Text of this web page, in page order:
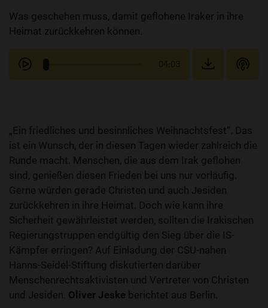
Was geschehen muss, damit geflohene Iraker in ihre
Heimat zurückkehren können.
04:03
„Ein friedliches und besinnliches Weihnachtsfest“. Das
ist ein Wunsch, der in diesen Tagen wieder zahlreich die
Runde macht. Menschen, die aus dem Irak geflohen
sind, genießen diesen Frieden bei uns nur vorläufig.
Gerne würden gerade Christen und auch Jesiden
zurückkehren in ihre Heimat. Doch wie kann ihre
Sicherheit gewährleistet werden, sollten die Irakischen
Regierungstruppen endgültig den Sieg über die IS-
Kämpfer erringen? Auf Einladung der CSU-nahen
Hanns-Seidel-Stiftung diskutierten darüber
Menschenrechtsaktivisten und Vertreter von Christen
und Jesiden. Oliver Jeske berichtet aus Berlin.